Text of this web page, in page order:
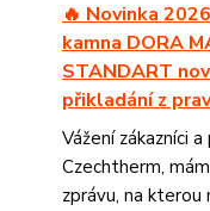
🔥 Novinka
kamna DORA
STANDART
přikladání z
Vážení zákazníci
Czechtherm,
zprávu, na kterou